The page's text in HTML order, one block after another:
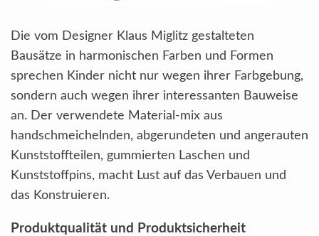
Die vom Designer Klaus Miglitz gestalteten
Bausätze in harmonischen Farben und Formen
sprechen Kinder nicht nur wegen ihrer Farbgebung,
sondern auch wegen ihrer interessanten Bauweise
an. Der verwendete Material-mix aus
handschmeichelnden, abgerundeten und angerauten
Kunststoffteilen, gummierten Laschen und
Kunststoffpins, macht Lust auf das Verbauen und
das Konstruieren.
Produktqualität und Produktsicherheit